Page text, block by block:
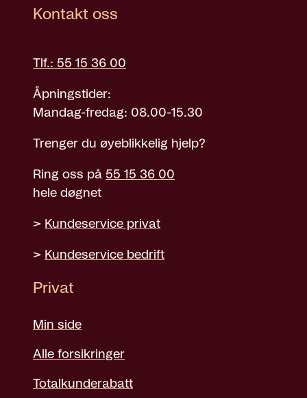
Kontakt oss
Tlf.: 55 15 36 00
Åpningstider:
Mandag-fredag: 08.00-15.30
Trenger du øyeblikkelig hjelp?
Ring oss på 55 15 36 00
hele døgnet
> Kundeservice privat
> Kundeservice bedrift
Privat
Min side
Alle forsikringer
Totalkunderabatt